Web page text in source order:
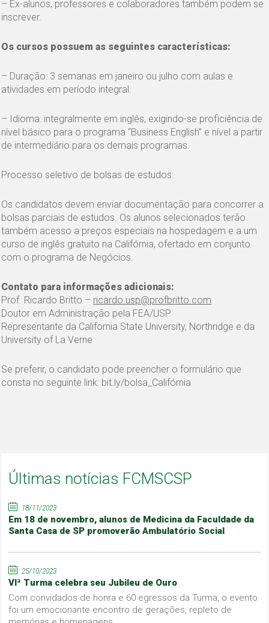
– Ex-alunos, professores e colaboradores também podem se
inscrever.
Os cursos possuem as seguintes características:
– Duração: 3 semanas em janeiro ou julho com aulas e
atividades em período integral.
– Idioma: integralmente em inglês, exigindo-se proficiência de
nível básico para o programa “Business English” e nível a partir
de intermediário para os demais programas.
Processo seletivo de bolsas de estudos:
Os candidatos devem enviar documentação para concorrer a
bolsas parciais de estudos. Os alunos selecionados terão
também acesso a preços especiais na hospedagem e a um
curso de inglês gratuito na Califórnia, ofertado em conjunto
com o programa de Negócios.
Contato para informações adicionais:
Prof. Ricardo Britto – ricardo.usp@profbritto.com
Doutor em Administração pela FEA/USP
Representante da California State University, Northridge e da
University of La Verne
Se preferir, o candidato pode preencher o formulário que
consta no seguinte link: bit.ly/bolsa_Califórnia
Últimas notícias FCMSCSP
18/11/2023
Em 18 de novembro, alunos de Medicina da Faculdade da
Santa Casa de SP promoverão Ambulatório Social
25/10/2023
VIª Turma celebra seu Jubileu de Ouro
Com convidados de honra e 60 egressos da Turma, o evento
foi um emocionante encontro de gerações, repleto de